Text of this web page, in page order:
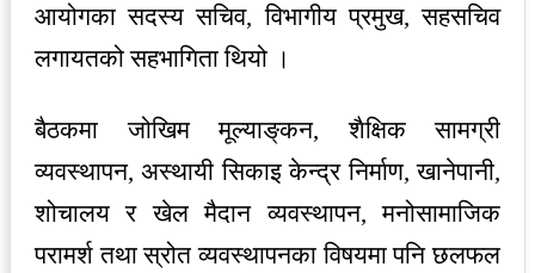
आयोगका सदस्य सचिव, विभागीय प्रमुख, सहसचिव
लगायतको सहभागिता थियो ।
बैठकमा जोखिम मूल्याङ्‌कन, शैक्षिक सामग्री
व्यवस्थापन, अस्थायी सिकाइ केन्द्र निर्माण, खानेपानी,
शोचालय र खेल मैदान व्यवस्थापन, मनोसामाजिक
परामर्श तथा स्रोत व्यवस्थापनका विषयमा पनि छलफल